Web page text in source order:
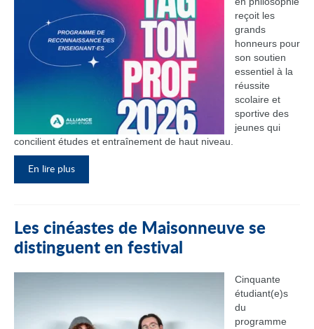
reçoit les
grands
honneurs pour
son soutien
essentiel à la
réussite
scolaire et
sportive des
jeunes qui
concilient études et entraînement de haut niveau.
En lire plus
Les cinéastes de Maisonneuve se
distinguent en festival
Cinquante
étudiant(e)s
du
programme